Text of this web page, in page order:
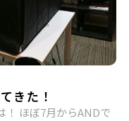
きた！
！ ほぼ7月からANDで